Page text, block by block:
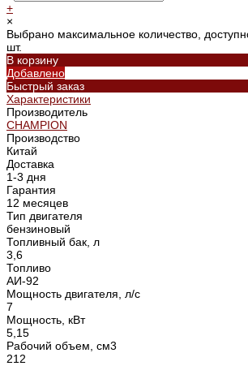
+
×
Выбрано максимальное количество,
шт.
В корзину
Добавлено
Быстрый заказ
Характеристики
Производитель
CHAMPION
Производство
Китай
Доставка
1-3 дня
Гарантия
12 месяцев
Тип двигателя
бензиновый
Топливный бак, л
3,6
Топливо
АИ-92
Мощность двигателя, л/с
7
Мощность, кВт
5,15
Рабочий объем, см3
212